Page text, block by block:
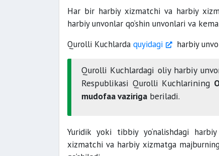
Har bir harbiy xizmatchi va harbiy
harbiy unvonlar qo‘shin unvonlari va
Qurolli Kuchlarda quyidagi harbiy
Qurolli Kuchlardagi oliy harbiy
Respublikasi Qurolli Kuchlarining
mudofaa vaziriga beriladi.
Yuridik yoki tibbiy yo‘nalishdagi
xizmatchi va harbiy xizmatga